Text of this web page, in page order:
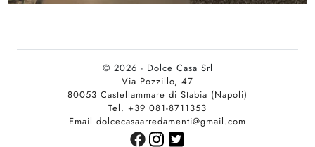
© 2026 - Dolce Casa Srl
Via Pozzillo, 47
80053 Castellammare di Stabia (Napoli)
Tel. +39 081-8711353
Email dolcecasaarredamenti@gmail.com